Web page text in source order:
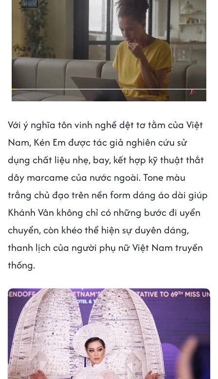
Với ý nghĩa tôn vinh nghề dệt tơ tằm của Việt
Nam, Kén Em được tác giả nghiên cứu sử
dụng chất liệu nhẹ, bay, kết hợp kỹ thuật thắt
dây marcame của nước ngoài. Tone màu
trắng chủ đạo trên nền form dáng áo dài giúp
Khánh Vân không chỉ có những bước đi uyển
chuyển, còn khéo thể hiện sự duyên dáng,
thanh lịch của người phụ nữ Việt Nam truyền
thống.